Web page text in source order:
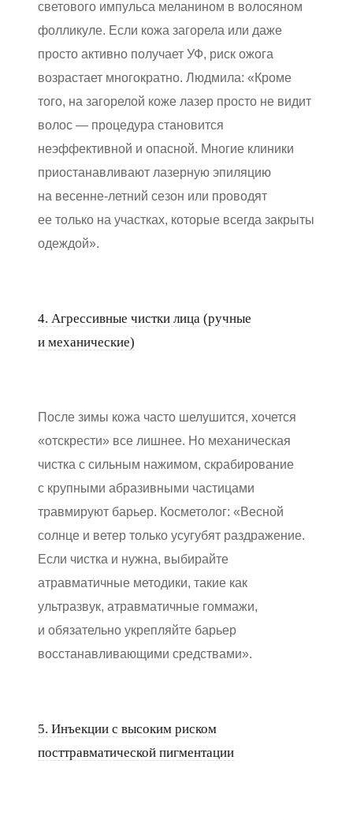
светового импульса меланином в волосяном
фолликуле. Если кожа загорела или даже
просто активно получает УФ, риск ожога
возрастает многократно. Людмила: «Кроме
того, на загорелой коже лазер просто не видит
волос — процедура становится
неэффективной и опасной. Многие клиники
приостанавливают лазерную эпиляцию
на весенне-летний сезон или проводят
ее только на участках, которые всегда закрыты
одеждой».
4. Агрессивные чистки лица (ручные
и механические)
После зимы кожа часто шелушится, хочется
«отскрести» все лишнее. Но механическая
чистка с сильным нажимом, скрабирование
с крупными абразивными частицами
травмируют барьер. Косметолог: «Весной
солнце и ветер только усугубят раздражение.
Если чистка и нужна, выбирайте
атравматичные методики, такие как
ультразвук, атравматичные гоммажи,
и обязательно укрепляйте барьер
восстанавливающими средствами».
5. Инъекции с высоким риском
посттравматической пигментации